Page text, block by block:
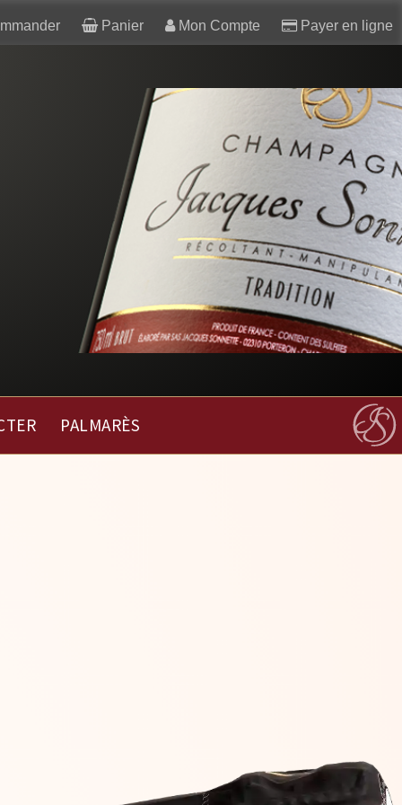
Panier Mon Compte Payer en ligne
PALMARÈS